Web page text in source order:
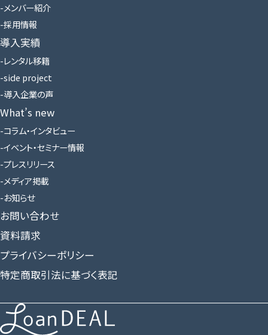
メンバー紹介
採用情報
導入実績
レンタル移籍
side project
導入企業の声
What’s new
コラム・インタビュー
イベント・セミナー情報
プレスリリース
メディア掲載
お知らせ
お問い合わせ
資料請求
プライバシーポリシー
特定商取引法に基づく表記